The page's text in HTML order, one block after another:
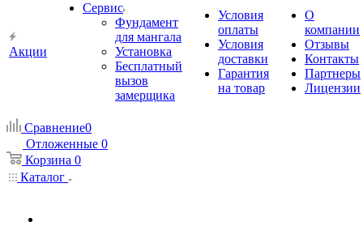
Акции
Сервис
Фундамент
для мангала
Установка
Бесплатный
вызов
замерщика
Условия
оплаты
Условия
доставки
Гарантия
на товар
О
компании
Отзывы
Контакты
Партнеры
Лицензии
Сравнение0
Отложенные 0
Корзина 0
Каталог